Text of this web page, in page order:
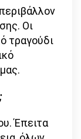
Οι
τραγούδι
Έπειτα